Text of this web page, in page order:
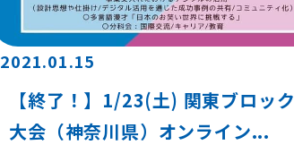
2021.01.15
【終了！】1/23(土) 関東ブロック
大会（神奈川県）オンライン...